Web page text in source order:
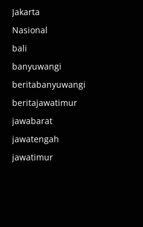
Jakarta
Nasional
bali
banyuwangi
beritabanyuwangi
beritajawatimur
jawabarat
jawatengah
jawatimur